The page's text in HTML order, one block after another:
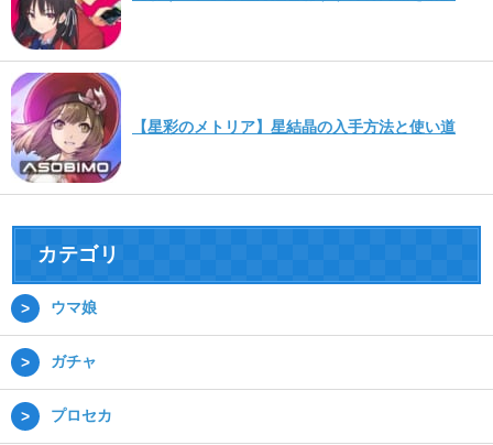
【星彩のメトリア】星結晶の入手方法と使い道
カテゴリ
ウマ娘
ガチャ
プロセカ